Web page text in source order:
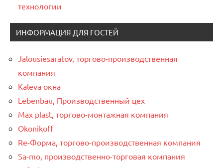
технологии
ИНФОРМАЦИЯ ДЛЯ ГОСТЕЙ
Jalousiesaratov, торгово-производственная
компания
Kaleva окна
Lebenbau, Производственный цех
Max plast, торгово-монтажная компания
Okonikoff
Re-Форма, торгово-производственная компания
Sa-mo, производственно-торговая компания